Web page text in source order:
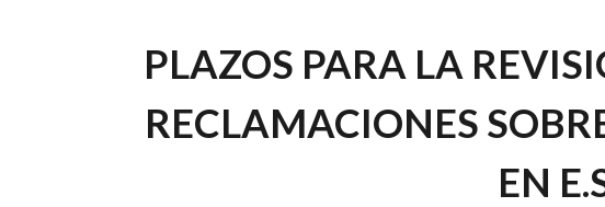
PLAZOS PARA LA
RECLAMACIONES
EN